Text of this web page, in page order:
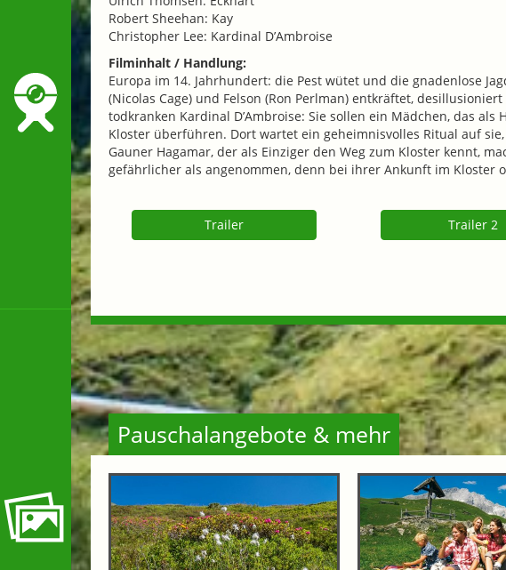
Robert Sheehan: Kay
Christopher Lee: Kardinal D’Ambroise
Filminhalt / Handlung:
Europa im 14. Jahrhundert: die Pest wütet und die gnadenlose
(Nicolas Cage) und Felson (Ron Perlman) entkräftet,
todkranken Kardinal D’Ambroise: Sie sollen ein Mädchen, das
Kloster überführen. Dort wartet ein geheimnisvolles Ritual auf
Gauner Hagamar, der als Einziger den Weg zum Kloster kennt,
gefährlicher als angenommen, denn bei ihrer Ankunft im
Trailer Trailer 2
Pauschalangebote & mehr